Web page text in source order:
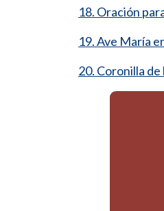
18. Oración
19. Ave María
20. Coronilla